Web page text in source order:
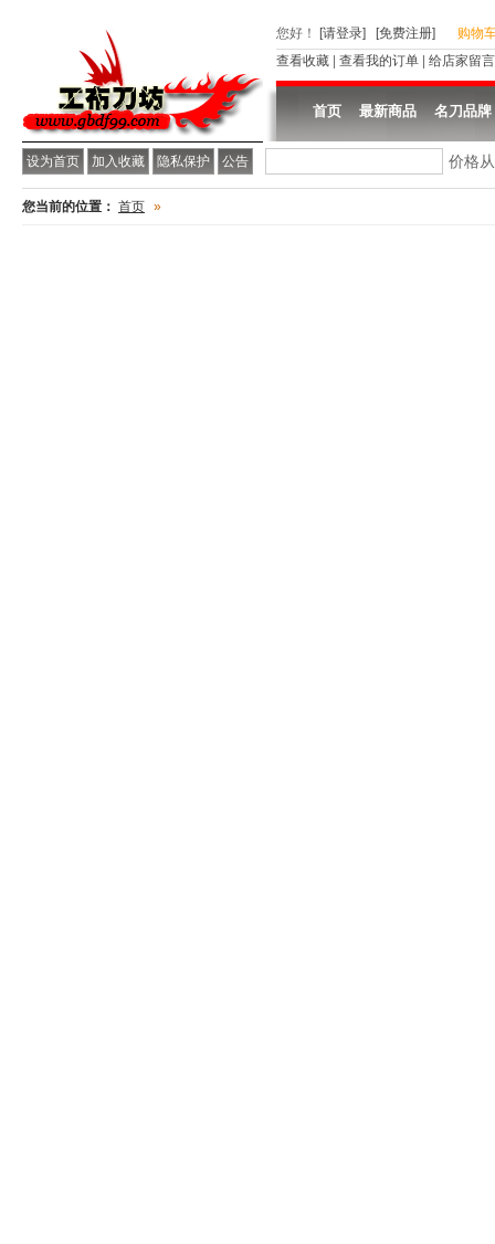
设为首页 加入收藏 隐私保护 公告
您好 ！ [请登录] [免费注册]
购物
查看收藏
查看我的订单 给店家留言
首页 最新商品 名刀品牌
价格
您当前的位置： 首页 »